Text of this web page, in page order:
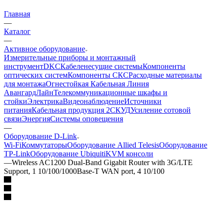
Главная
—
Каталог
—
Активное оборудование
Измерительные приборы и монтажный
инструментDKCКабеленесущие системыКомпоненты
оптических системКомпоненты СКСРасходные материалы
для монтажаОгнестойкая Кабельная Линия
АвангардЛайнТелекоммуникационные шкафы и
стойкиЭлектрикаВидеонаблюдениеИсточники
питанияКабельная продукция 2СКУДУсиление сотовой
связиЭнергияСистемы оповещения
—
Оборудование D-Link
Wi-FiКоммутаторыОборудование Allied TelesisОборудование
TP-LinkОборудование UbiquitiKVM консоли
—Wireless AC1200 Dual-Band Gigabit Router with 3G/LTE
Support, 1 10/100/1000Base-T WAN port, 4 10/100